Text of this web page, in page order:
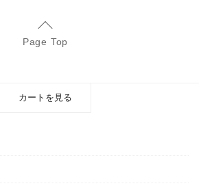
Page Top
カートを見る